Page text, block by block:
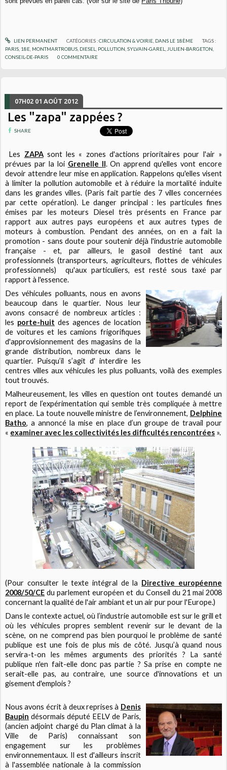
LIEN PERMANENT CATÉGORIES :CIRCULATION & VOIRIE, DANS LE 18ÈME
TAGS :
PARIS 18E MONTMARTROBUS DIESEL POLLUTION ,SYLVAIN-GAREL JULIEN-BARGETON
CONSEIL-DE-PARIS
0 COMMENTAIRE
07H02 01 AOÛT 2012
Les "zapa" zappées ?
SHARE
Les ZAPAsont les « zones d'actions prioritaires pour l'air »
prévues par la loi Grenelle II. On apprend qu'elles vont encore
devoir attendre leur mise en application. Rappelons qu'elles visent
à limiter la pollution automobile et à réduire la mortalité induite
dans les grandes villes. (Paris fait partie des 7 villes concernées
par cette opération). Le danger principal : les particules fines
émises par les moteurs Diesel très présents en France par
rapport aux autres pays européens et aux autres types de
moteurs à combustion. Pendant des années, on en a fait la
promotion - sans doute pour soutenir déjà l'industrie automobile
française - et, par ailleurs, le gasoil destiné tant aux
professionnels (transporteurs, agriculteurs, flottes de véhicules
professionnels) qu'aux particuliers, est resté sous taxé par
rapport à l'essence.
Des véhicules polluants, nous en avons
beaucoup dans le quartier. Nous leur
avons consacré de nombreux articles :
les porte-huit des agences de location
de voitures et les camions frigorifiques
d'approvisionnement des magasins de la
grande distribution, nombreux dans le
quartier. Puisqu’il s’agit d' interdire les
centres villes aux véhicules les plus polluants, voilà des exemples
tout trouvés.
Malheureusement, les villes en question ont toutes demandé un
report de l’expérimentation qui semble très compliquée à mettre
en place. La toute nouvelle ministre de l’environnement, Delphine
Batho, a annoncé la mise en place d’un groupe de travail pour
« examiner avec les collectivités les difficultés rencontrées ».
(Pour consulter le texte intégral de la Directive européenne
2008/50/CE du parlement européen et du Conseil du 21 mai 2008
concernant la qualité de l'air ambiant et un air pur pour l'Europe.)
Dans le contexte actuel, où l’industrie automobile est sur le grill et
où les véhicules propres semblent revenir sur le devant de la
scène, on ne comprend pas bien pourquoi le problème de santé
publique est une fois de plus mis de côté. Jusqu’à quand nous
servira-t-on les mêmes arguments des priorités ? La santé
publique n'en fait-elle donc pas partie ? Sa prise en compte ne
serait-elle pas, au contraire, une source d'innovations et un
gisement d'emplois ?
Nous avons écrit à deux reprises à Denis
Baupin désormais député EELV de Paris,
(ancien adjoint chargé du Plan climat à la
Ville de Paris) connaissant son
engagement sur les problèmes
environnementaux. Il est d'ailleurs inscrit
à l'assemblée nationale à la commission